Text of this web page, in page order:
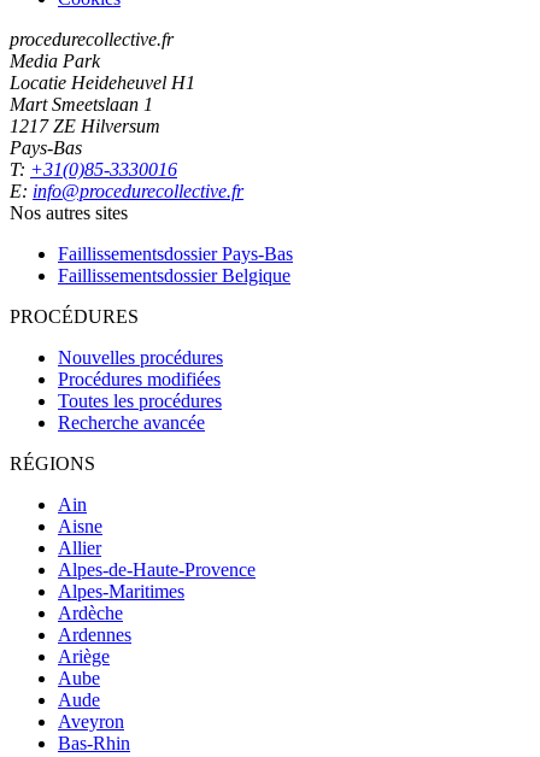
procedurecollective.fr
Media Park
Locatie Heideheuvel H1
Mart Smeetslaan 1
1217 ZE Hilversum
Pays-Bas
T: +31(0)85-3330016
E: info@procedurecollective.fr
Nos autres sites
Faillissementsdossier Pays-Bas
Faillissementsdossier Belgique
PROCÉDURES
Nouvelles procédures
Procédures modifiées
Toutes les procédures
Recherche avancée
RÉGIONS
Ain
Aisne
Allier
Alpes-de-Haute-Provence
Alpes-Maritimes
Ardèche
Ardennes
Ariège
Aube
Aude
Aveyron
Bas-Rhin